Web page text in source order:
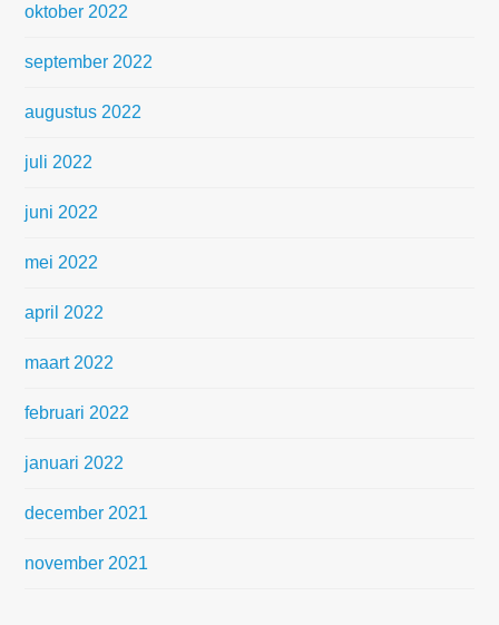
oktober 2022
september 2022
augustus 2022
juli 2022
juni 2022
mei 2022
april 2022
maart 2022
februari 2022
januari 2022
december 2021
november 2021